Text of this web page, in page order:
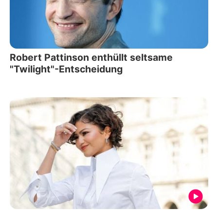
Robert Pattinson enthüllt seltsame
"Twilight"-Entscheidung